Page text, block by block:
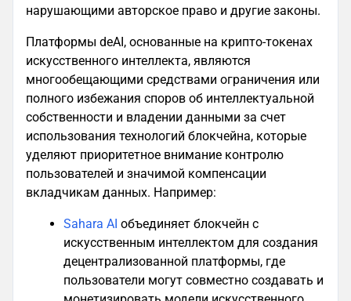
нарушающими авторское право и другие законы.
Платформы deAI, основанные на крипто-токенах
искусственного интеллекта, являются
многообещающими средствами ограничения или
полного избежания споров об интеллектуальной
собственности и владении данными за счет
использования технологий блокчейна, которые
уделяют приоритетное внимание контролю
пользователей и значимой компенсации
вкладчикам данных. Например:
Sahara AI объединяет блокчейн с
искусственным интеллектом для создания
децентрализованной платформы, где
пользователи могут совместно создавать и